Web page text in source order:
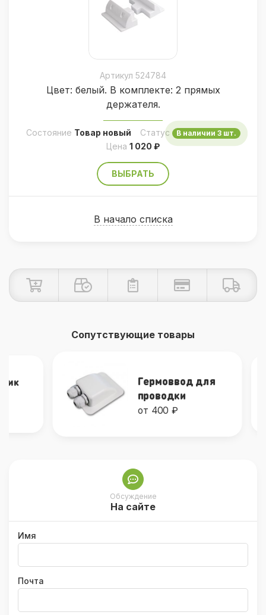
Артикул 524784
Цвет: белый. В комплекте: 2 прямых
держателя.
Состояние Товар новый Статус В наличии 3 шт.
Цена 1 020 ₽
ВЫБРАТЬ
В начало списка
Сопутствующие товары
Гермоввод для
проводки
от 400 ₽
Обсуждение
На сайте
Имя
Почта